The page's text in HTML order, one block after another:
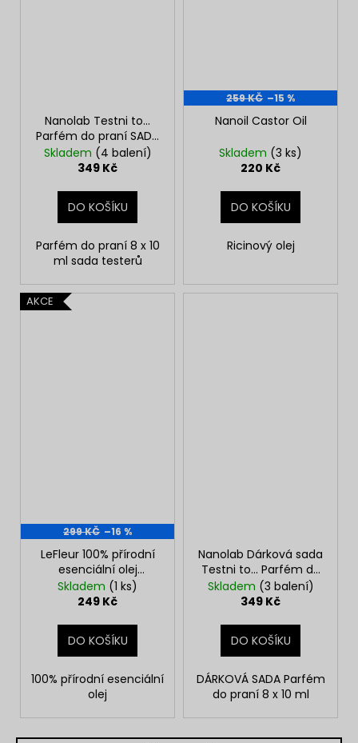
Nanolab Testni to...
Parfém do praní SADA
8 ks
Skladem (4 balení)
349 Kč
DO KOŠÍKU
Parfém do praní 8 x 10
ml sada testerů
259 KČ –15 %
Nanoil Castor Oil
Skladem (3 ks)
220 Kč
DO KOŠÍKU
Ricinový olej
AKCE
299 KČ –16 %
LeFleur 100% přírodní
esenciální olej
Levandule s okvětními
lístky 30ml
Skladem (1 ks)
249 Kč
DO KOŠÍKU
100% přírodní esenciální
olej
Nanolab Dárková sada
Testni to... Parfém do
praní SADA 8 ks
Skladem (3 balení)
349 Kč
DO KOŠÍKU
DÁRKOVÁ SADA Parfém
do praní 8 x 10 ml